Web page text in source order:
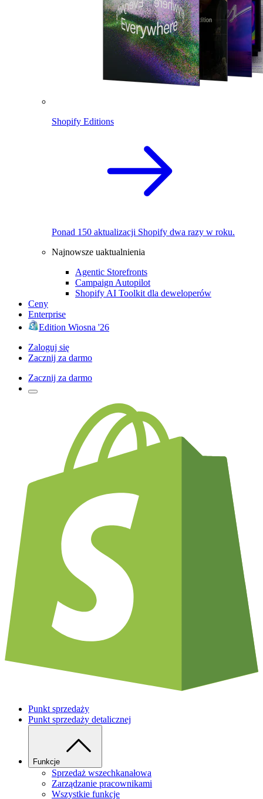
Shopify Editions
Ponad 150 aktualizacji Shopify dwa razy w roku.
Najnowsze uaktualnienia
Agentic Storefronts
Campaign Autopilot
Shopify AI Toolkit dla deweloperów
Ceny
Enterprise
Edition Wiosna '26
Zaloguj się
Zacznij za darmo
Zacznij za darmo
Punkt sprzedaży
Punkt sprzedaży detalicznej
Funkcje
Sprzedaż wszechkanałowa
Zarządzanie pracownikami
Wszystkie funkcje